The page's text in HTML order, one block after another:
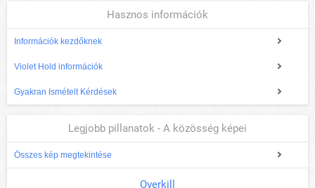
Hasznos információk
Információk kezdőknek
Violet Hold információk
Gyakran Ismételt Kérdések
Legjobb pillanatok - A közösség képei
Összes kép megtekintése
Overkill